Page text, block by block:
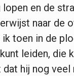
lopen en de
naar de
toen in de
leiden, die
dat hij nog